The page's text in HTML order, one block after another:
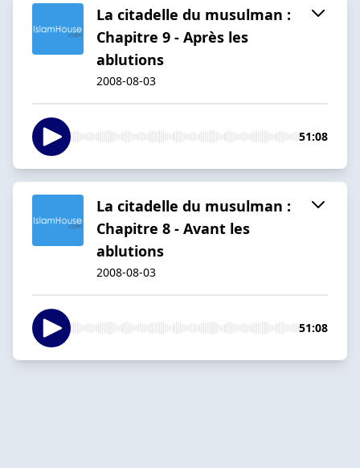
La citadelle du musulman :
Chapitre 9 - Après les
ablutions
2008-08-03
51:08
La citadelle du musulman :
Chapitre 8 - Avant les
ablutions
2008-08-03
51:08